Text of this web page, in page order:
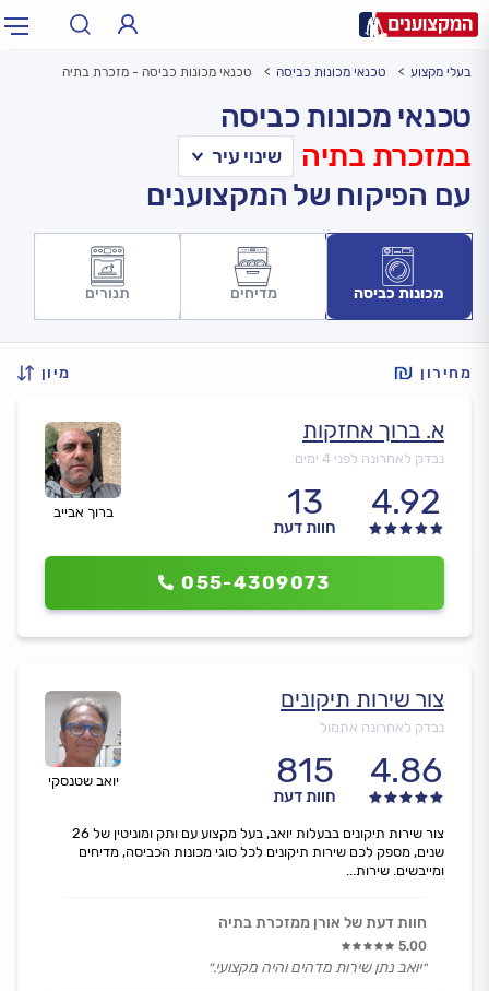
עיר: תל אביב, חיפה…
בעלי מקצוע טכנאי מכונות כביסה טכנאי מכונות כביסה - מזכרת בתיה
טכנאי מכונות כביסה
במזכרת בתיה
עם הפיקוח של המקצוענים
מכונות כביסה מדיחים תנורים
מחירון מיון
ברוך אבייב
א. ברוך אחזקות
נבדק לאחרונה לפני 4 ימים
4.92
13
חוות דעת
055-4309073
יואב שטנסקי
צור שירות תיקונים
נבדק לאחרונה אתמול
4.86
815
חוות דעת
צור שירות תיקונים בבעלות יואב, בעל מקצוע עם ותק ומוניטין של 26
שנים, מספק לכם שירות תיקונים לכל סוגי מכונות הכביסה, מדיחים
ומייבשים. שירות...
חוות דעת של אורן ממזכרת בתיה
5.00
״יואב נתן שירות מדהים והיה מקצועי.״